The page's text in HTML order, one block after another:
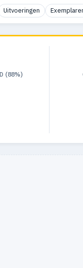
Uitvoeringen
(88%)